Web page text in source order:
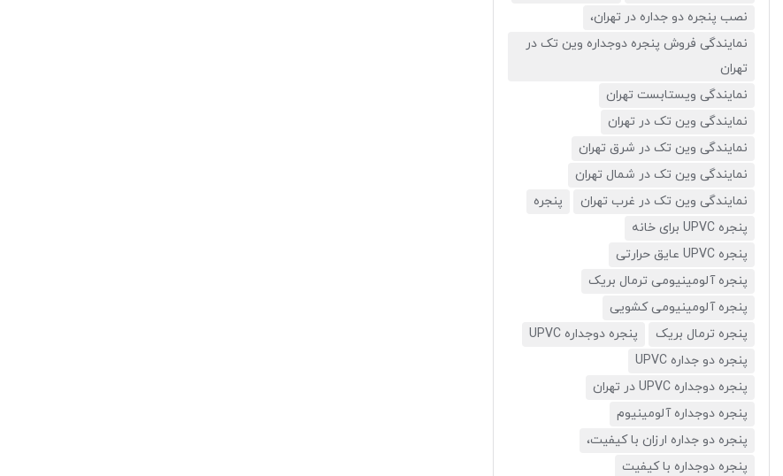
نصب پنجره دو جداره در تهران،
نمایندگی فروش پنجره دوجداره وین تک در
تهران
نمایندگی ویستابست تهران
نمایندگی وین تک در تهران
نمایندگی وین تک در شرق تهران
نمایندگی وین تک در شمال تهران
نمایندگی وین تک در غرب تهران
پنجره
پنجره UPVC برای خانه
پنجره UPVC عایق حرارتی
پنجره آلومینیومی ترمال بریک
پنجره آلومینیومی کشویی
پنجره ترمال بریک
پنجره دوجداره UPVC
پنجره دو جداره UPVC
پنجره دوجداره UPVC در تهران
پنجره دوجداره آلومینیوم
پنجره دو جداره ارزان با کیفیت،
پنجره دوجداره با کیفیت